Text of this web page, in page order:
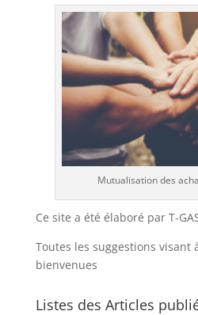
Mutualisation des
Ce site a été élaboré par T-
Toutes les suggestions visant
bienvenues
Listes des Articles